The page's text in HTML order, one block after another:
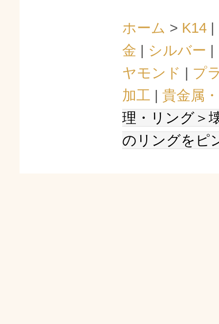
ホーム > K14 |
金 | シルバー |
ヤモンド | プ
加工 | 貴金属
理・リング＞
のリングをピ